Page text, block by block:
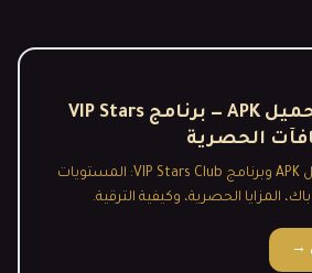
888starz تحميل APK — برنامج VIP Stars
888starz تحميل APK وبرنامج VIP Stars Club: المستويات
المزايا الحصرية، وكيفية الترقية.
→